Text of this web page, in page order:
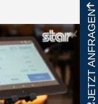
JETZT ANFRAGEN